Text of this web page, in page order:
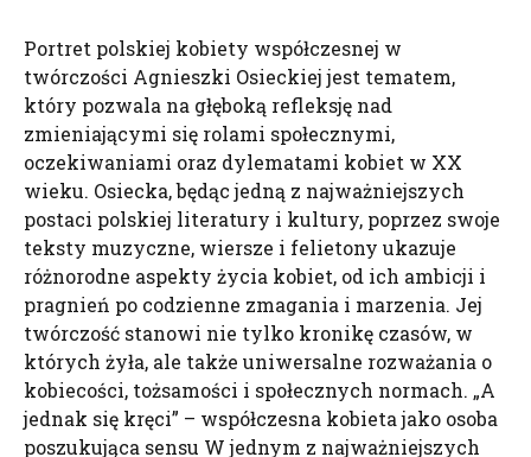
Portret polskiej kobiety współczesnej w
twórczości Agnieszki Osieckiej jest tematem,
który pozwala na głęboką refleksję nad
zmieniającymi się rolami społecznymi,
oczekiwaniami oraz dylematami kobiet w XX
wieku. Osiecka, będąc jedną z najważniejszych
postaci polskiej literatury i kultury, poprzez swoje
teksty muzyczne, wiersze i felietony ukazuje
różnorodne aspekty życia kobiet, od ich ambicji i
pragnień po codzienne zmagania i marzenia. Jej
twórczość stanowi nie tylko kronikę czasów, w
których żyła, ale także uniwersalne rozważania o
kobiecości, tożsamości i społecznych normach. „A
jednak się kręci” – współczesna kobieta jako osoba
poszukująca sensu W jednym z najważniejszych